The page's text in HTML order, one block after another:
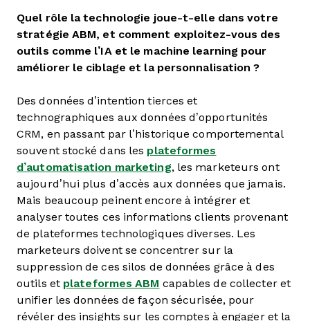
Quel rôle la technologie joue-t-elle dans votre
stratégie ABM, et comment exploitez-vous des
outils comme l’IA et le machine learning pour
améliorer le ciblage et la personnalisation ?
Des données d’intention tierces et
technographiques aux données d’opportunités
CRM, en passant par l’historique comportemental
souvent stocké dans les plateformes
d’automatisation marketing, les marketeurs ont
aujourd’hui plus d’accès aux données que jamais.
Mais beaucoup peinent encore à intégrer et
analyser toutes ces informations clients provenant
de plateformes technologiques diverses. Les
marketeurs doivent se concentrer sur la
suppression de ces silos de données grâce à des
outils et plateformes ABM capables de collecter et
unifier les données de façon sécurisée, pour
révéler des insights sur les comptes à engager et la